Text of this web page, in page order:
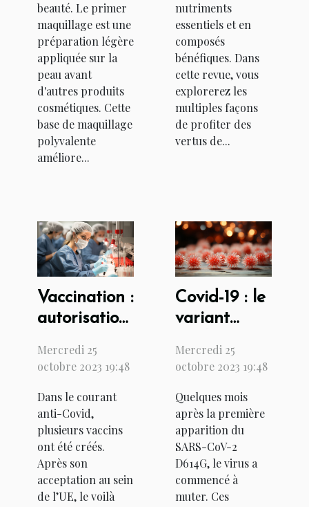
beauté. Le primer
maquillage est une
préparation légère
appliquée sur la
peau avant
d'autres produits
cosmétiques. Cette
base de maquillage
polyvalente
améliore...
nutriments
essentiels et en
composés
bénéfiques. Dans
cette revue, vous
explorerez les
multiples façons
de profiter des
vertus de...
Vaccination :
autorisation
Johnson &
France
Mercredi 25
octobre 2023 19:48
Dans le courant
anti-Covid,
plusieurs vaccins
ont été créés.
Après son
acceptation au sein
de l’UE, le voilà
Covid-19 : le
variant
il létal ?
Mercredi 25
octobre 2023 19:48
Quelques mois
après la première
apparition du
SARS-CoV-2
D614G, le virus a
commencé à
muter. Ces